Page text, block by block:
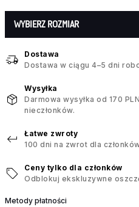
WYBIERZ ROZMIAR
Dostawa
Dostawa w ciągu 4–5 dni
Wysyłka
Darmowa wysyłka od 170
nieczłonków.
Łatwe zwroty
100 dni na zwrot dla
Ceny tylko dla członków
Odblokuj ekskluzywne
Metody płatności